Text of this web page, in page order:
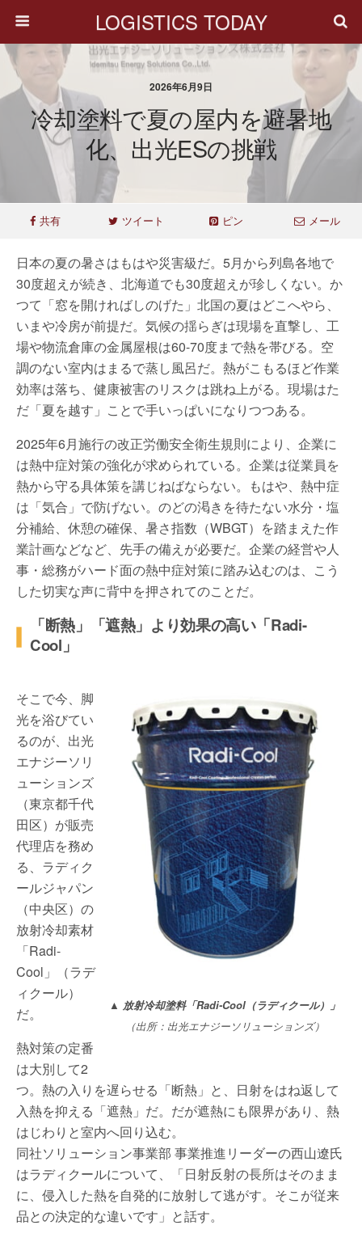
LOGISTICS TODAY
2026年6月9日
冷却塗料で夏の屋内を避暑地
化、出光ESの挑戦
共有 ツイート ピン メール
日本の夏の暑さはもはや災害級だ。5月から列島各地で
30度超えが続き、北海道でも30度超えが珍しくない。か
つて「窓を開ければしのげた」北国の夏はどこへやら、
いまや冷房が前提だ。気候の揺らぎは現場を直撃し、工
場や物流倉庫の金属屋根は60-70度まで熱を帯びる。空
調のない室内はまるで蒸し風呂だ。熱がこもるほど作業
効率は落ち、健康被害のリスクは跳ね上がる。現場はた
だ「夏を越す」ことで手いっぱいになりつつある。
2025年6月施行の改正労働安全衛生規則により、企業に
は熱中症対策の強化が求められている。企業は従業員を
熱から守る具体策を講じねばならない。もはや、熱中症
は「気合」で防げない。のどの渇きを待たない水分・塩
分補給、休憩の確保、暑さ指数（WBGT）を踏まえた作
業計画などなど、先手の備えが必要だ。企業の経営や人
事・総務がハード面の熱中症対策に踏み込むのは、こう
した切実な声に背中を押されてのことだ。
「断熱」「遮熱」より効果の高い「Radi-
Cool」
▲ 放射冷却塗料「Radi-Cool（ラディクール）」
（出所：出光エナジーソリューションズ）
そこで今、脚
光を浴びてい
るのが、出光
エナジーソリ
ューションズ
（東京都千代
田区）が販売
代理店を務め
る、ラディク
ールジャパン
（中央区）の
放射冷却素材
「Radi-
Cool」（ラデ
ィクール）
だ。
熱対策の定番
は大別して2
つ。熱の入りを遅らせる「断熱」と、日射をはね返して
入熱を抑える「遮熱」だ。だが遮熱にも限界があり、熱
はじわりと室内へ回り込む。
同社ソリューション事業部 事業推進リーダーの西山遼氏
はラディクールについて、「日射反射の長所はそのまま
に、侵入した熱を自発的に放射して逃がす。そこが従来
品との決定的な違いです」と話す。